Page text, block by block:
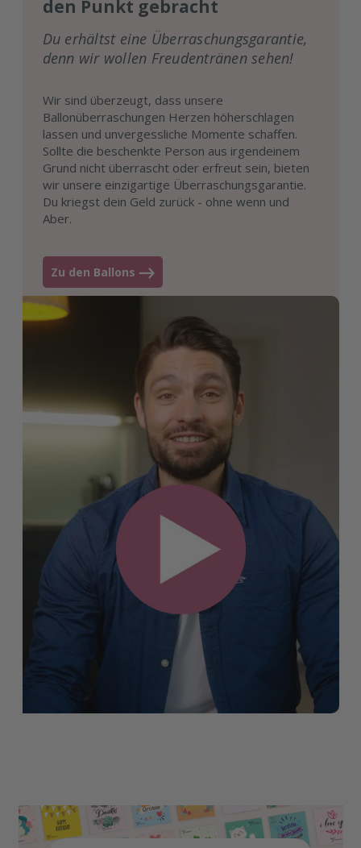
den Punkt gebracht
Du erhältst eine Überraschungsgarantie,
denn wir wollen Freudentränen sehen!
Wir sind überzeugt, dass unsere
Ballonüberraschungen Herzen höherschlagen
lassen und unvergessliche Momente schaffen.
Sollte die beschenkte Person aus irgendeinem
Grund nicht überrascht oder erfreut sein, bieten
wir unsere einzigartige Überraschungsgarantie.
Du kriegst dein Geld zurück - ohne wenn und
Aber.
Zu den Ballons